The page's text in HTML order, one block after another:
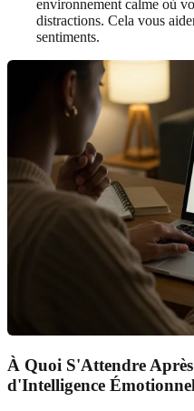
environnement calme où
distractions. Cela vous
sentiments.
À Quoi S'Attendre
d'Intelligence